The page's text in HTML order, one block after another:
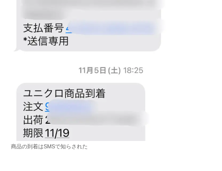
商品の到着はSMSで知らされた